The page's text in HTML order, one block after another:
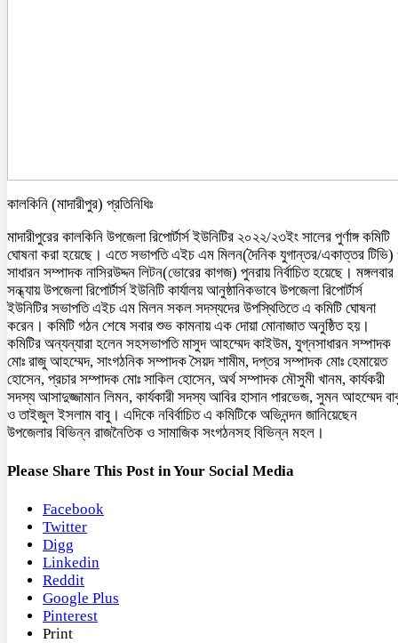
কালকিনি (মাদারীপুর) প্রতিনিধিঃ
মাদারীপুরের কালকিনি উপজেলা রিপোর্টার্স ইউনিটির ২০২২/২৩ইং সালের পুর্ণাঙ্গ কমিটি
ঘোষনা করা হয়েছে। এতে সভাপতি এইচ এম মিলন(দৈনিক যুগান্তর/একাত্তর
সাধারন সম্পাদক নাসিরউদ্দন লিটন(ভোরের কাগজ) পুনরায় নির্বাচিত হয়েছে। মঙ্গলবার
সন্ধ্যায় উপজেলা রিপোর্টার্স ইউনিটি কার্যালয় আনুষ্ঠানিকভাবে উপজেলা রিপোর্টার্স
ইউনিটির সভাপতি এইচ এম মিলন সকল সদস্যদের উপস্থিতিতে এ কমিটি ঘোষনা
করেন। কমিটি গঠন শেষে সবার শুভ কামনায় এক দোয়া মোনাজাত অনুষ্ঠিত হয়।
কমিটির অন্যন্যারা হলেন সহসভাপতি মাসুদ আহম্মেদ কাইউম, যুগ্নসাধারন সম্পাদক
মোঃ রাজু আহম্মেদ, সাংগঠনিক সম্পাদক সৈয়দ শামীম, দপ্তর সম্পাদক মোঃ হেমায়েত
হোসেন, প্রচার সম্পাদক মোঃ সাকিল হোসেন, অর্থ সম্পাদক মৌসুমী খানম, কার্যকরী
সদস্য আসাদুজ্জামান লিমন, কার্যকারী সদস্য আবির হাসান পারভেজ, সুমন আহম্মেদ
ও তাইজুল ইসলাম বাবু। এদিকে নবির্বাচিত এ কমিটিকে অভিনন্দন জানিয়েছেন
উপজেলার বিভিন্ন রাজনৈতিক ও সামাজিক সংগঠনসহ বিভিন্ন মহল।
Please Share This Post in Your Social Media
Facebook
Twitter
Digg
Linkedin
Reddit
Google Plus
Pinterest
Print